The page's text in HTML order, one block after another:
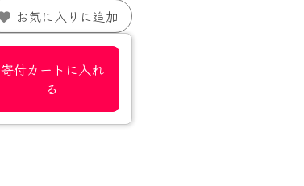
お気に入りに追加
寄付カートに入れ
る